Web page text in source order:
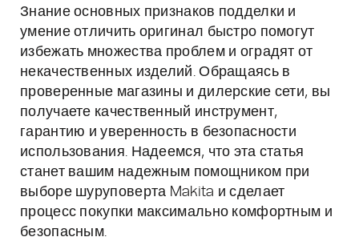
Знание основных признаков подделки и
умение отличить оригинал быстро помогут
избежать множества проблем и оградят от
некачественных изделий. Обращаясь в
проверенные магазины и дилерские сети, вы
получаете качественный инструмент,
гарантию и уверенность в безопасности
использования. Надеемся, что эта статья
станет вашим надежным помощником при
выборе шуруповерта Makita и сделает
процесс покупки максимально комфортным и
безопасным.